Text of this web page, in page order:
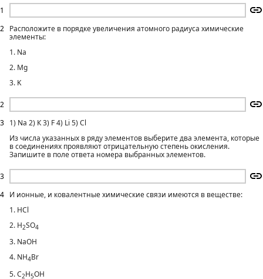
1
2
2
Расположите в порядке увеличения атомного радиуса химические
элементы:
1. Na
2. Mg
3. K
3
3
1) Na 2) К 3) F 4) Li 5) Cl
Из числа указанных в ряду элементов выберите два элемента, которые
в соединениях проявляют отрицательную степень окисления.
Запишите в поле ответа номера выбранных элементов.
4
И ионные, и ковалентные химические связи имеются в веществе:
1. НСl
2. H2SO4
3. NaOH
4. NH4Br
5. С2Н5ОН